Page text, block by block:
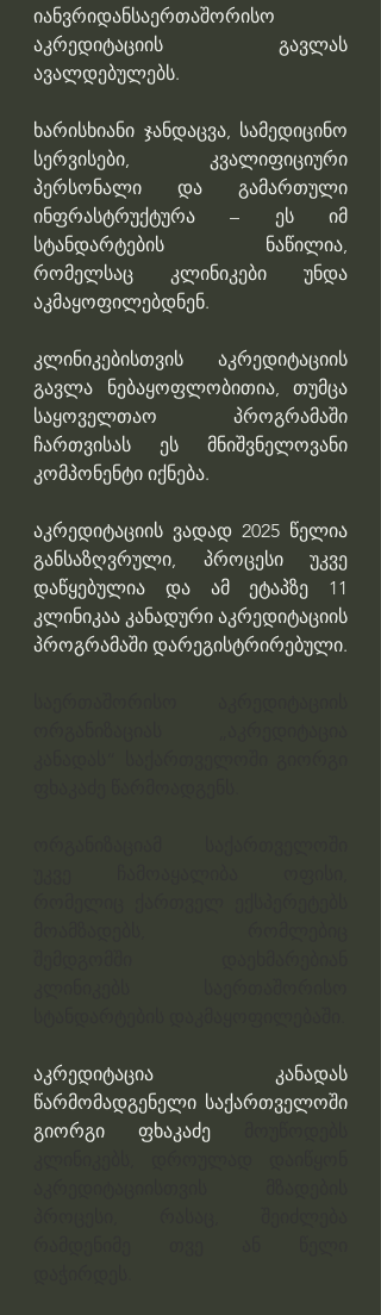
იანვრიდანსაერთაშორისო
აკრედიტაციის გავლას
ავალდებულებს.
ხარისხიანი ჯანდაცვა, სამედიცინო
სერვისები, კვალიფიციური
პერსონალი და გამართული
ინფრასტრუქტურა – ეს იმ
სტანდარტების ნაწილია,
რომელსაც კლინიკები უნდა
აკმაყოფილებდნენ.
კლინიკებისთვის აკრედიტაციის
გავლა ნებაყოფლობითია, თუმცა
საყოველთაო პროგრამაში
ჩართვისას ეს მნიშვნელოვანი
კომპონენტი იქნება.
აკრედიტაციის ვადად 2025 წელია
განსაზღვრული, პროცესი უკვე
დაწყებულია და ამ ეტაპზე 11
კლინიკაა კანადური აკრედიტაციის
აკრედიტაცია კანადას
წარმომადგენელი საქართველოში
გიორგი ფხაკაძე